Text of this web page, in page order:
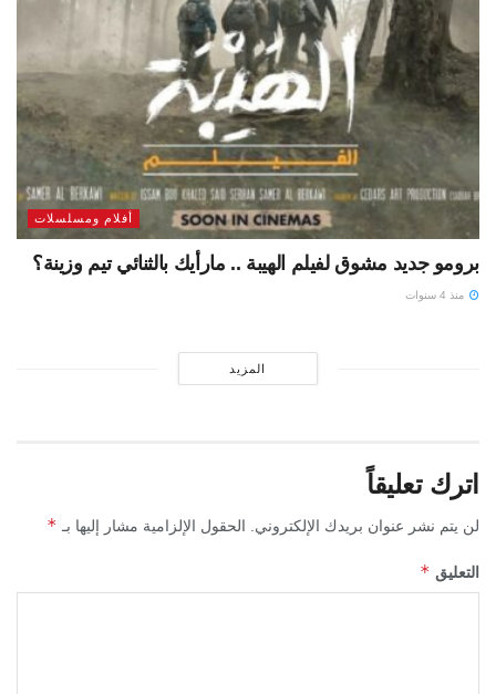
أفلام ومسلسلات
برومو جديد مشوق لفيلم الهيبة .. مارأيك بالثنائي تيم وزينة؟
منذ 4 سنوات
المزيد
اترك تعليقاً
لن يتم نشر عنوان بريدك الإلكتروني. الحقول الإلزامية مشار إليها بـ *
التعليق *